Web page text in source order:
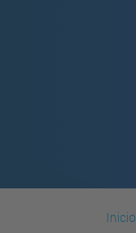
Inicio